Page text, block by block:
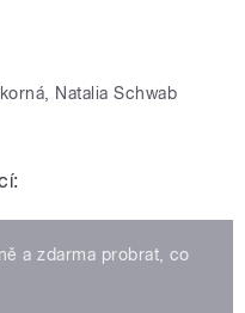
Natalia Schwab
a zdarma probrat, co